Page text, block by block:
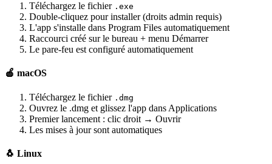
Téléchargez le fichier .exe
Double-cliquez pour installer (droits admin requis)
L'app s'installe dans Program Files automatiquement
Raccourci créé sur le bureau + menu Démarrer
Le pare-feu est configuré automatiquement
🍎 macOS
Téléchargez le fichier .dmg
Ouvrez le .dmg et glissez l'app dans Applications
Premier lancement : clic droit → Ouvrir
Les mises à jour sont automatiques
🐧 Linux